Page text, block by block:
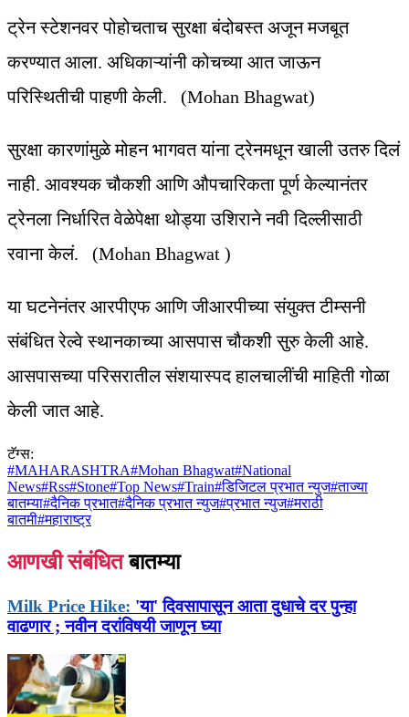
ट्रेन स्टेशनवर पोहोचताच सुरक्षा बंदोबस्त अजून मजबूत
करण्यात आला. अधिकाऱ्यांनी कोचच्या आत जाऊन
परिस्थितीची पाहणी केली. (Mohan Bhagwat)
सुरक्षा कारणांमुळे मोहन भागवत यांना ट्रेनमधून खाली उतरु दिलं
नाही. आवश्यक चौकशी आणि औपचारिकता पूर्ण केल्यानंतर
ट्रेनला निर्धारित वेळेपेक्षा थोड्या उशिराने नवी दिल्लीसाठी
रवाना केलं. (Mohan Bhagwat )
या घटनेनंतर आरपीएफ आणि जीआरपीच्या संयुक्त टीम्सनी
संबंधित रेल्वे स्थानकाच्या आसपास चौकशी सुरु केली आहे.
आसपासच्या परिसरातील संशयास्पद हालचालींची माहिती गोळा
केली जात आहे.
टॅग्स:
#MAHARASHTRA#Mohan Bhagwat#National
News#Rss#Stone#Top News#Train#डिजिटल प्रभात न्युज#ताज्या
बातम्या#दैनिक प्रभात#दैनिक प्रभात न्युज#प्रभात न्युज#मराठी
बातमी#महाराष्ट्र
आणखी संबंधित बातम्या
Milk Price Hike: 'या' दिवसापासून आता दुधाचे दर पुन्हा
वाढणार ; नवीन दरांविषयी जाणून घ्या